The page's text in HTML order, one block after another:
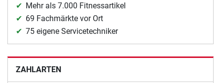
Mehr als 7.000 Fitnessartikel
69 Fachmärkte vor Ort
75 eigene Servicetechniker
ZAHLARTEN